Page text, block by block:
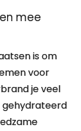
mee
is om
voor
je veel
gehydrateerd